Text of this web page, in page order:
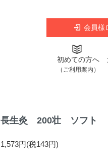
会員様
初めての方へ
（ご利用案内）
長生灸 200壮 ソフト
1,573円(税143円)